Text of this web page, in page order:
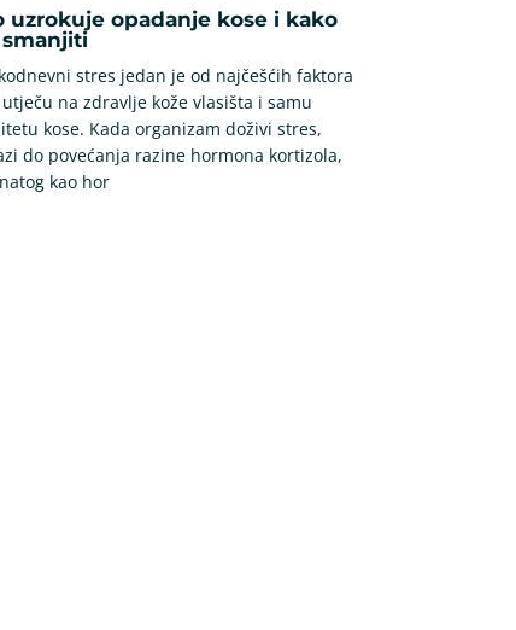
uzrokuje opadanje kose i kako
stres jedan je od najčešćih faktora
na zdravlje kože vlasišta i samu
kose. Kada organizam doživi stres,
do povećanja razine hormona kortizola,
kao hor